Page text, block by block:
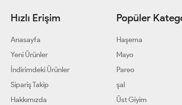
Hızlı Erişim
Anasayfa
Yeni Ürünler
İndirimdeki Ürünler
Sipariş Takip
Hakkımızda
Popüler
Haşema
Mayo
Pareo
şal
Üst Giyim